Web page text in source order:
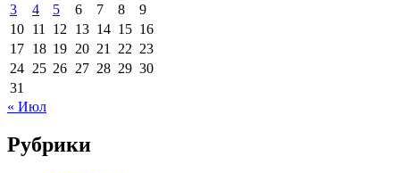
3
4 5 6 7 8
9
10 11 12 13 14 15 16
17 18 19 20 21 22 23
24 25 26 27 28 29 30
31
« Июл
Рубрики